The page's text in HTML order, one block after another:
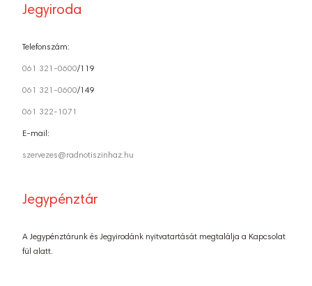
Jegyiroda
Telefonszám:
061 321-0600/119
061 321-0600/149
061 322-1071
E-mail:
szervezes@radnotiszinhaz.hu
Jegypénztár
A Jegypénztárunk és Jegyirodánk nyitvatartását megtalálja a Kapcsolat
fül alatt.